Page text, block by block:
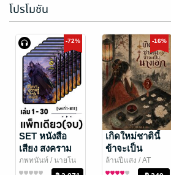
พ่อรวยสอนลูก :
เสียง)
/ ซีเอ็ดยูเคชั่น
การเงินการลงทุน
45 Rating
People (หนังสือ
เสียง)
ชาร์ด เทมพลาร์)/ ซี
เอ็ดยูเคชั่น
พัฒนาตนเอง
No Rating
โปรโมชัน
-72%
SET หนังสือ
เสียง สงคราม
ราชันย์
จักรพรรดิ เล่ม
ภพทนันท์ / นายโน
เวล
นิยายแฟนตาซี
-16%
เกิดใหม่ชาตินี้
ข้าจะเป็น
นางเอก เล่ม 2
(จบ )
ล้านปีแสง / AT
NOVEL
นิยายรักจีนโบราณ